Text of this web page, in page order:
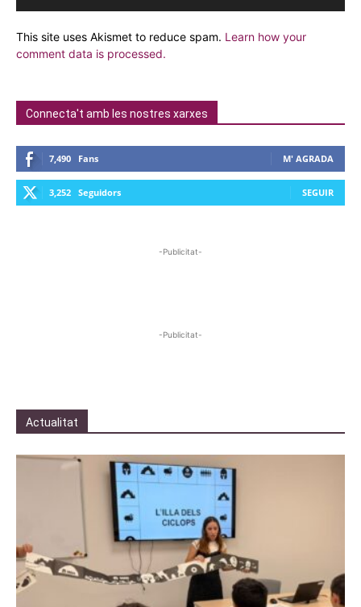
This site uses Akismet to reduce spam. Learn how your
comment data is processed.
Connecta't amb les nostres xarxes
7,490 Fans M' AGRADA
3,252 Seguidors SEGUIR
-Publicitat-
-Publicitat-
Actualitat